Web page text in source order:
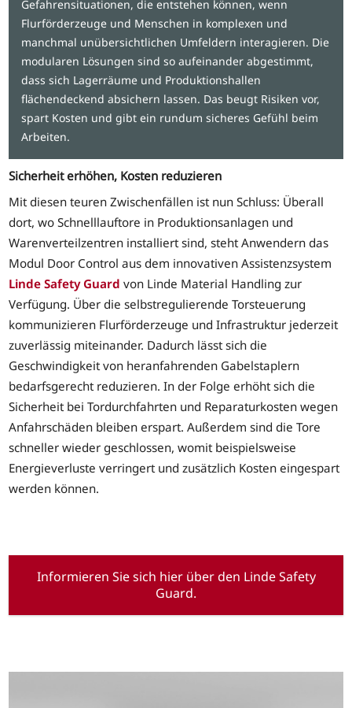
Gefahrensituationen, die entstehen können, wenn
Flurförderzeuge und Menschen in komplexen und
manchmal unübersichtlichen Umfeldern interagieren. Die
modularen Lösungen sind so aufeinander abgestimmt,
dass sich Lagerräume und Produktionshallen
flächendeckend absichern lassen. Das beugt Risiken vor,
spart Kosten und gibt ein rundum sicheres Gefühl beim
Arbeiten.
Sicherheit erhöhen, Kosten reduzieren
Mit diesen teuren Zwischenfällen ist nun Schluss: Überall
dort, wo Schnelllauftore in Produktionsanlagen und
Warenverteilzentren installiert sind, steht Anwendern das
Modul Door Control aus dem innovativen Assistenzsystem
Linde Safety Guard von Linde Material Handling zur
Verfügung. Über die selbstregulierende Torsteuerung
kommunizieren Flurförderzeuge und Infrastruktur jederzeit
zuverlässig miteinander. Dadurch lässt sich die
Geschwindigkeit von heranfahrenden Gabelstaplern
bedarfsgerecht reduzieren. In der Folge erhöht sich die
Sicherheit bei Tordurchfahrten und Reparaturkosten wegen
Anfahrschäden bleiben erspart. Außerdem sind die Tore
schneller wieder geschlossen, womit beispielsweise
Energieverluste verringert und zusätzlich Kosten eingespart
werden können.
Informieren Sie sich hier über den Linde Safety
Guard.